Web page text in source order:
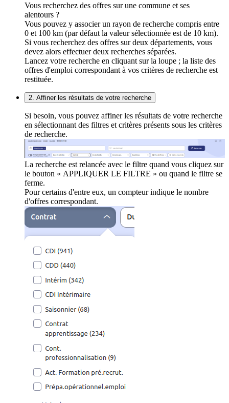
Vous recherchez des offres sur une commune et ses
alentours ?
Vous pouvez y associer un rayon de recherche compris entre
0 et 100 km (par défaut la valeur sélectionnée est de 10 km).
Si vous recherchez des offres sur deux départements, vous
devez alors effectuer deux recherches séparées.
Lancez votre recherche en cliquant sur la loupe ; la liste des
offres d'emploi correspondant à vos critères de recherche est
restituée.
2. Affiner les résultats de votre recherche
Si besoin, vous pouvez affiner les résultats de votre recherche
en sélectionnant des filtres et critères présents sous les critères
de recherche.
La recherche est relancée avec le filtre quand vous cliquez sur
le bouton « APPLIQUER LE FILTRE » ou quand le filtre se
ferme.
Pour certains d'entre eux, un compteur indique le nombre
d'offres correspondant.